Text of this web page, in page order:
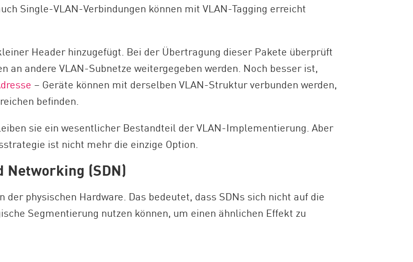
Single-VLAN-Verbindungen können mit VLAN-Tagging erreicht
Header hinzugefügt. Bei der Übertragung dieser Pakete überprüft
an andere VLAN-Subnetze weitergegeben werden. Noch besser ist,
– Geräte können mit derselben VLAN-Struktur verbunden werden,
befinden.
sie ein wesentlicher Bestandteil der VLAN-Implementierung. Aber
ist nicht mehr die einzige Option.
Networking (SDN)
physischen Hardware. Das bedeutet, dass SDNs sich nicht auf die
Segmentierung nutzen können, um einen ähnlichen Effekt zu